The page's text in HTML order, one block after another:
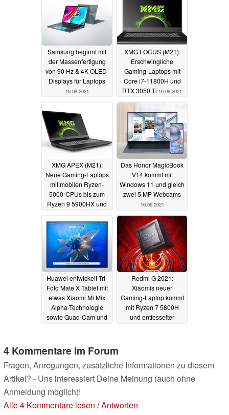
Samsung beginnt mit
der Massenfertigung
von 90 Hz & 4K OLED-
Displays für Laptops
16.09.2021
XMG FOCUS (M21):
Erschwingliche
Gaming-Laptops mit
Core i7-11800H und
RTX 3050 Ti 16.09.2021
XMG APEX (M21):
Neue Gaming-Laptops
mit mobilen Ryzen-
5000-CPUs bis zum
Ryzen 9 5900HX und
16.09.2021
Das Honor MagicBook
V14 kommt mit
Windows 11 und gleich
zwei 5 MP Webcams
16.09.2021
Huawei entwickelt Tri-
Fold Mate X Tablet mit
etwas Xiaomi Mi Mix
Alpha-Technologie
sowie Quad-Cam und
Redmi G 2021:
Xiaomis neuer
Gaming-Laptop kommt
mit Ryzen 7 5800H
und entfesselter
4 Kommentare im Forum
Fragen, Anregungen, zusätzliche Informationen zu diesem
Artikel? - Uns interessiert Deine Meinung (auch ohne
Anmeldung möglich)!
Alle 4 Kommentare lesen /Antworten